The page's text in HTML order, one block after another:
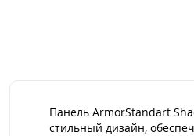
Панель ArmorStandart
стильный дизайн,